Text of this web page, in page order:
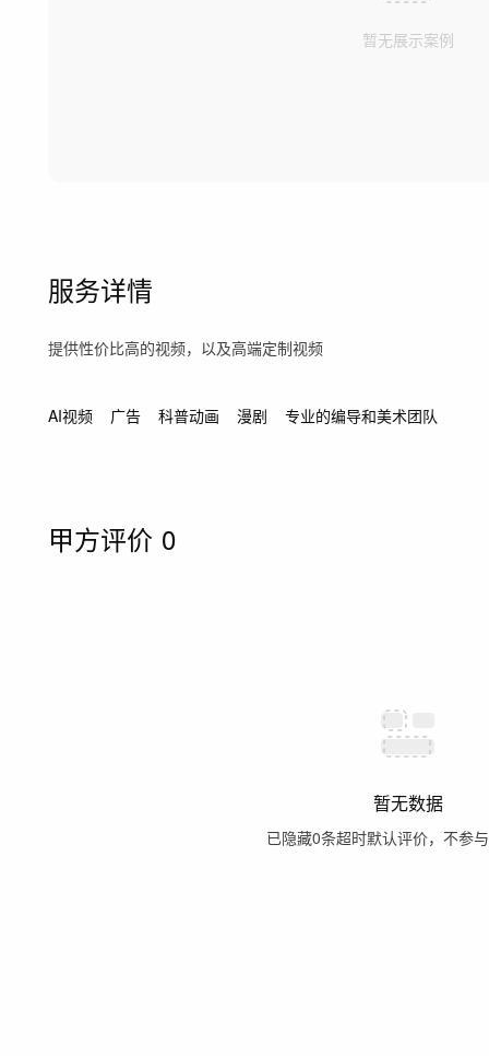
暂无展示案例
服务详情
提供性价比高的视频，以及高端定制视频
AI视频 广告 科普动画 漫剧 专业的编导和美术团队
甲方评价 0
暂无数据
已隐藏0条超时默认评价，不参